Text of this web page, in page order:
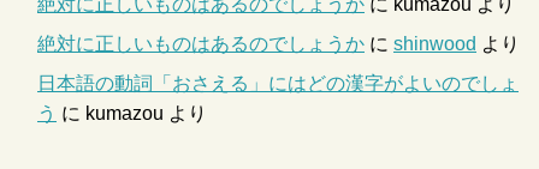
絶対に正しいものはあるのでしょうか に kumazou より
絶対に正しいものはあるのでしょうか に shinwood より
日本語の動詞「おさえる」にはどの漢字がよいのでしょ
う に kumazou より